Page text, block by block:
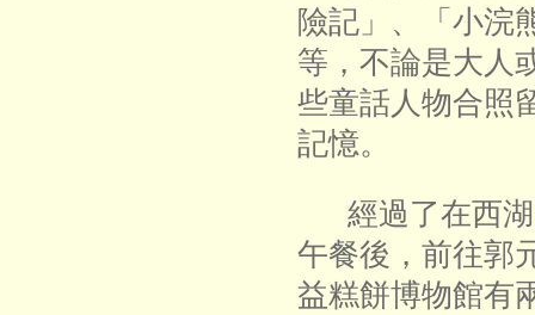
險記」、「小浣
等，不論是大人
些童話人物合照
記憶。
經過了在西湖
午餐後，前往郭
益糕餅博物館有